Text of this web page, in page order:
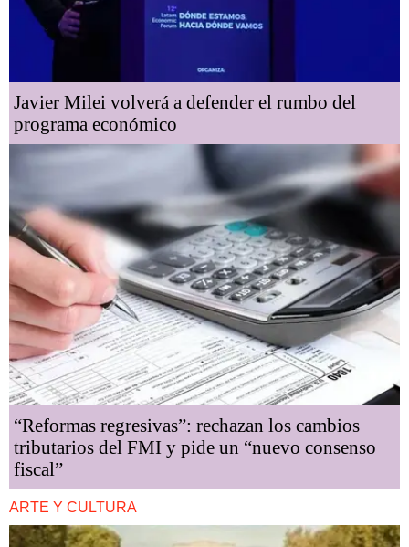
Javier Milei volverá a defender el rumbo del
programa económico
“Reformas regresivas”: rechazan los cambios
tributarios del FMI y pide un “nuevo consenso
fiscal”
ARTE Y CULTURA